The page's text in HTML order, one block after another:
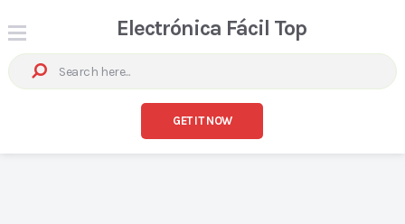
Electrónica Fácil Top
GET IT NOW